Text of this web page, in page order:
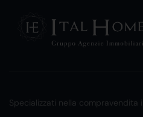
Specializzati nella